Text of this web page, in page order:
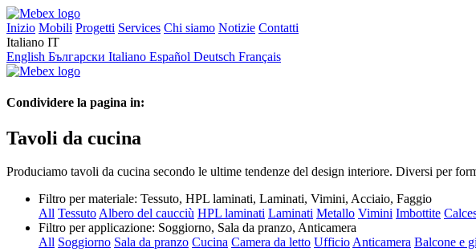
Inizio Mobili Progetti Services Chi siamo Notizie Contatti
Italiano IT
English Български Italiano Español Deutsch Français
Condividere la pagina in:
Tavoli da cucina
Produciamo tavoli da cucina secondo le ultime tendenze del design interiore. Diversi per
Filtro per materiale: Tessuto, HPL laminati, Laminati, Vimini, Acciaio, Faggio
All TessutoAlbero del caucciù HPL laminati Laminati Metallo Vimini Imbottite
Filtro per applicazione: Soggiorno, Sala da pranzo, Anticamera
All Soggiorno Sala da pranzo Cucina Camera da letto UfficioAnticamera Balcone e